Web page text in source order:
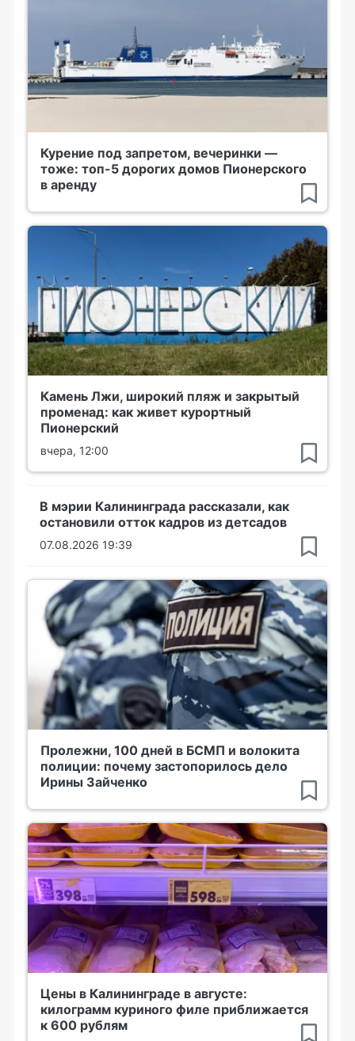
Курение под запретом, вечеринки —
тоже: топ-5 дорогих домов Пионерского
в аренду
Камень Лжи, широкий пляж и закрытый
променад: как живет курортный
Пионерский
вчера, 12:00
В мэрии Калининграда рассказали, как
остановили отток кадров из детсадов
07.08.2026 19:39
Пролежни, 100 дней в БСМП и волокита
полиции: почему застопорилось дело
Ирины Зайченко
Цены в Калининграде в августе:
килограмм куриного филе приближается
к 600 рублям